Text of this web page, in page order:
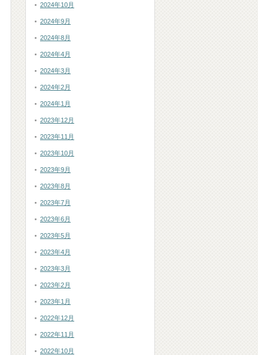
2024年10月
2024年9月
2024年8月
2024年4月
2024年3月
2024年2月
2024年1月
2023年12月
2023年11月
2023年10月
2023年9月
2023年8月
2023年7月
2023年6月
2023年5月
2023年4月
2023年3月
2023年2月
2023年1月
2022年12月
2022年11月
2022年10月